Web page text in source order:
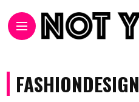
FASHIONDESIGN